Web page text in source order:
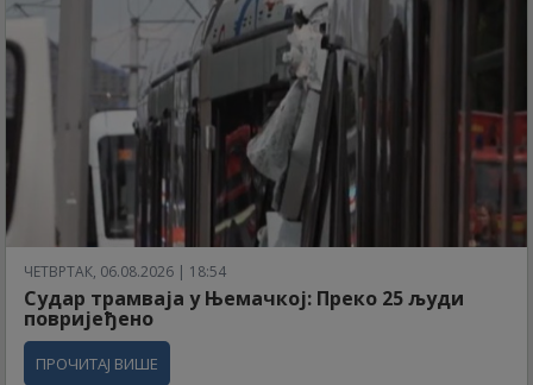
ЧЕТВРТАК, 06.08.2026 | 18:54
Судар трамваја у Њемачкој: Преко 25 људи
повријеђено
ПРОЧИТАЈ ВИШЕ